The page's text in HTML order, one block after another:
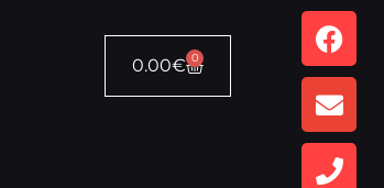
0.00€ 0